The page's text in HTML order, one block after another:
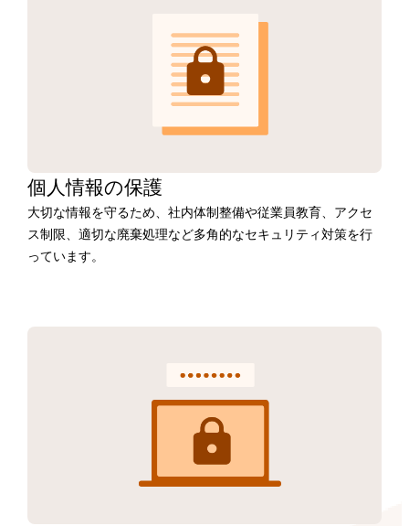
個人情報の保護
大切な情報を守るため、社内体制整備や従業員教育、アクセ
ス制限、適切な廃棄処理など多角的なセキュリティ対策を行
っています。